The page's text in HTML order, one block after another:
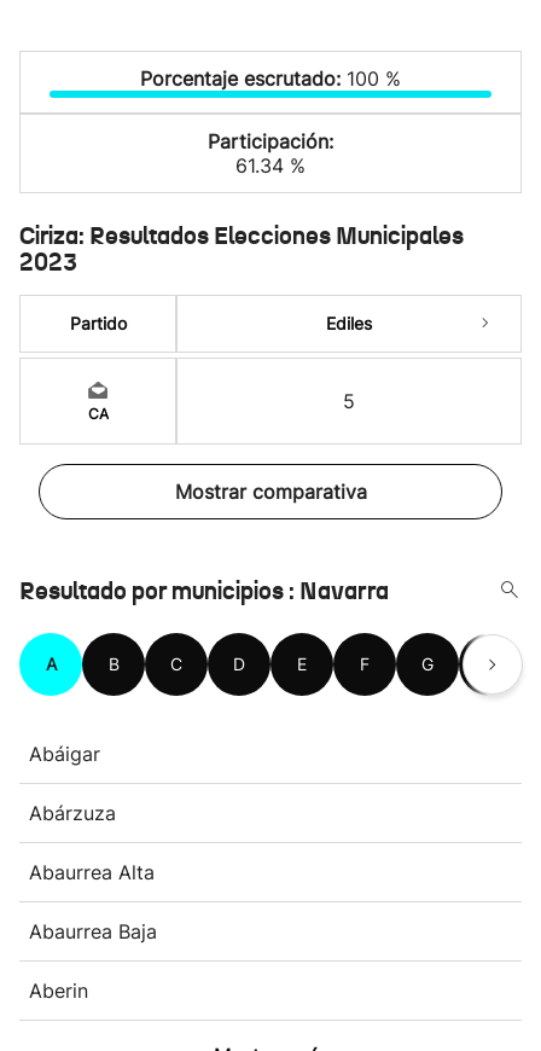
Porcentaje escrutado: 100 %
Participación:
61.34 %
Ciriza: Resultados Elecciones Municipales
2023
Partido
CA
Ediles
5
Mostrar comparativa
Resultado por municipios : Navarra
A B C D E F G H
Abáigar
Abárzuza
Abaurrea Alta
Abaurrea Baja
Aberin